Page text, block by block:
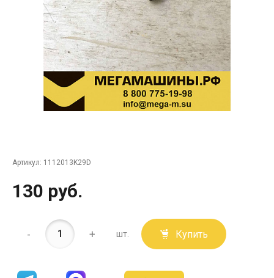
Артикул: 1112013K29D
130 руб.
- + шт. Купить